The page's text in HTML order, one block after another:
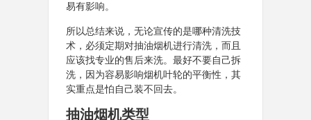
易有影响。
所以总结来说，无论宣传的是哪种清洗技
术，必须定期对抽油烟机进行清洗，而且
应该找专业的售后来洗。最好不要自己拆
洗，因为容易影响烟机叶轮的平衡性，其
实重点是怕自己装不回去。
抽油烟机类型